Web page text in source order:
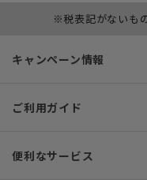
※税表記がないも
キャンペーン情報
ご利用ガイド
便利なサービス